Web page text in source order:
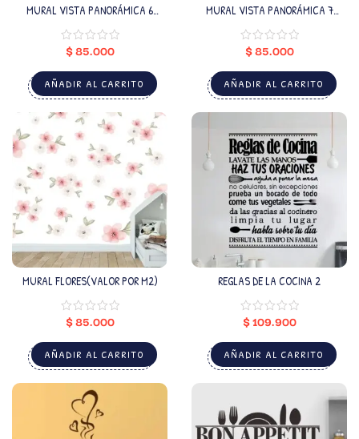
MURAL VISTA PANORÁMICA 6
$85.000
AÑADIR AL CARRITO
MURAL VISTA PANORÁMICA 7
$85.000
AÑADIR AL CARRITO
MURAL FLORES(VALOR POR M2)
$85.000
AÑADIR AL CARRITO
REGLAS DE LA COCINA 2
$109.900
AÑADIR AL CARRITO